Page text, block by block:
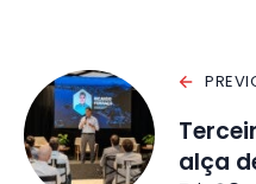
alça